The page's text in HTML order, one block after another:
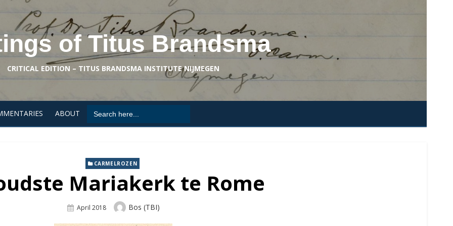
of Titus Brandsma
CRITICAL EDITION – TITUS BRANDSMA INSTITUTE NIJMEGEN
ABOUT Search
for:
CARMELROZEN
Mariakerk te Rome
Posted
April 2018 Author
Bos (TBI)